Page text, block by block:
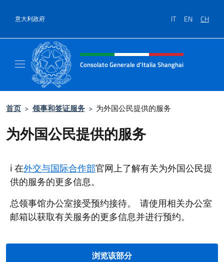
意大利政府 IT EN CH
标题站点、社交和菜单
Consolato Generale d'Italia Shanghai
首页 > 领事和签证服务 > 为外国公民提供的服务
为外国公民提供的服务
ℹ 在外交与国际合作部官网上了解有关为外国公民提
供的服务的更多信息。
总领事馆办公室接受预约接待。 请使用相关办公室
邮箱以获取有关服务的更多信息并进行预约。
浏览该部分